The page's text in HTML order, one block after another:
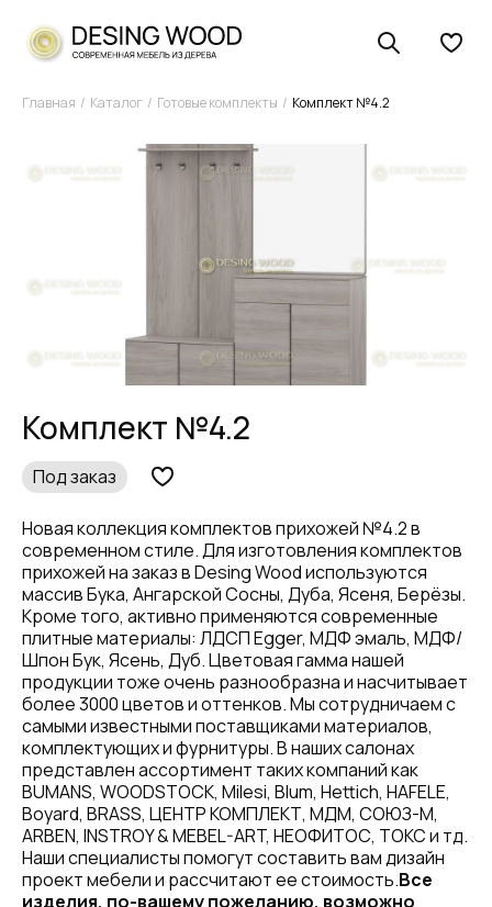
Главная Каталог Готовые комплекты Комплект №4.2
Комплект №4.2
Под заказ
Новая коллекция комплектов прихожей №4.2 в
современном стиле. Для изготовления комплектов
прихожей на заказ в Desing Wood используются
массив Бука, Ангарской Сосны, Дуба, Ясеня, Берёзы.
Кроме того, активно применяются современные
плитные материалы: ЛДСП Egger, МДФ эмаль, МДФ/
Шпон Бук, Ясень, Дуб. Цветовая гамма нашей
продукции тоже очень разнообразна и насчитывает
более 3000 цветов и оттенков. Мы сотрудничаем с
самыми известными поставщиками материалов,
комплектующих и фурнитуры. В наших салонах
представлен ассортимент таких компаний как
BUMANS, WOODSTOCK, Milesi, Blum, Hettich, HAFELE,
Boyard, BRASS, ЦЕНТР КОМПЛЕКТ, МДМ, СОЮЗ-М,
ARBEN, INSTROY & MEBEL-ART, НЕОФИТОС, ТОКС и тд.
Наши специалисты помогут составить вам дизайн
проект мебели и рассчитают ее стоимость.Все
изделия, по-вашему пожеланию, возможно